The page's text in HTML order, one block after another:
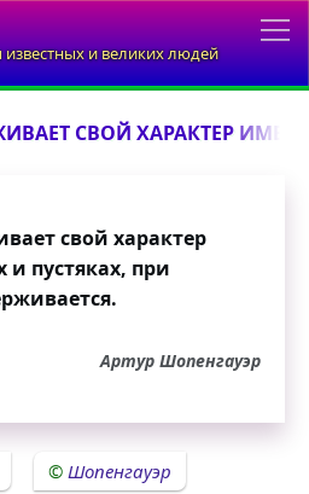
и великих людей
СВОЙ ХАРАКТЕР
свой характер
пустяках, при
Артур Шопенгауэр
Шопенгауэр